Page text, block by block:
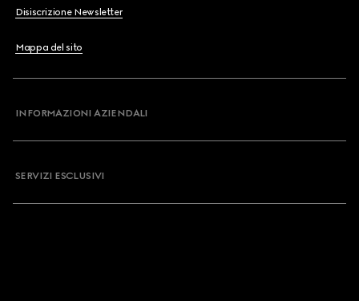
Disiscrizione Newsletter
Mappa del sito
INFORMAZIONI AZIENDALI
SERVIZI ESCLUSIVI